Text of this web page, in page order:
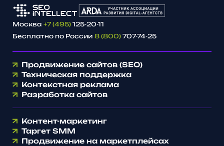
Москва +7 (495) 125-20-11
Бесплатно по России 8 (800) 707-74-25
Продвижение сайтов (SEO)
Техническая поддержка
Контекстная реклама
Разработка сайтов
Контент-маркетинг
Таргет SMM
Продвижение на маркетплейсах